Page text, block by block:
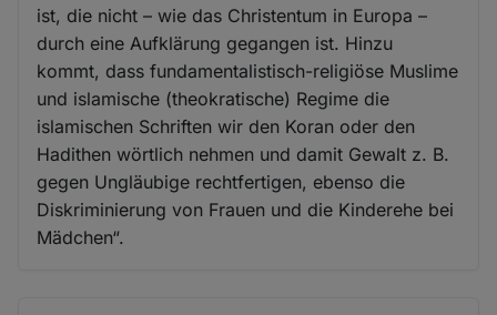
ist, die nicht – wie das Christentum in Europa –
durch eine Aufklärung gegangen ist. Hinzu
kommt, dass fundamentalistisch-religiöse Muslime
und islamische (theokratische) Regime die
islamischen Schriften wir den Koran oder den
Hadithen wörtlich nehmen und damit Gewalt z. B.
gegen Ungläubige rechtfertigen, ebenso die
Diskriminierung von Frauen und die Kinderehe bei
Mädchen“.